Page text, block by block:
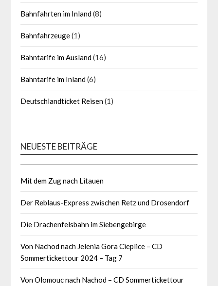
Bahnfahrten im Inland(8)
Bahnfahrzeuge(1)
Bahntarife im Ausland(16)
Bahntarife im Inland(6)
Deutschlandticket Reisen(1)
NEUESTE BEITRÄGE
Mit dem Zug nach Litauen
Der Reblaus-Express zwischen Retz und Drosendorf
Die Drachenfelsbahn im Siebengebirge
Von Nachod nach Jelenia Gora Cieplice – CD
Sommertickettour 2024 – Tag 7
Von Olomouc nach Nachod – CD Sommertickettour